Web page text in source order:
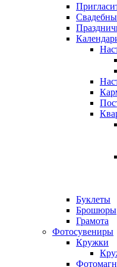
Буклеты
Брошюры
Грамота
Фотосувениры
Кружки